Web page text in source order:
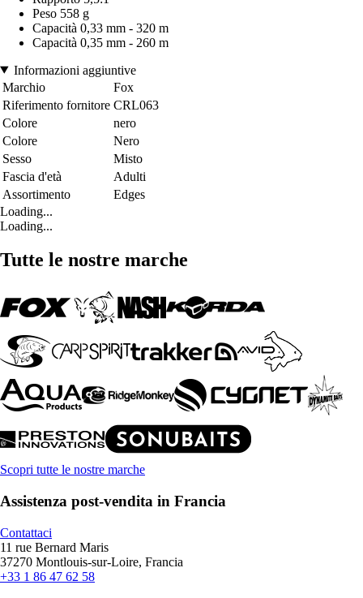
Peso 558 g
Capacità 0,33 mm - 320 m
Capacità 0,35 mm - 260 m
Informazioni aggiuntive
Marchio
Fox
Riferimento fornitore CRL063
Colore
nero
Colore
Nero
Sesso
Misto
Fascia d'età
Adulti
Assortimento
Edges
Loading...
Loading...
Tutte le nostre marche
Scopri tutte le nostre marche
Assistenza post-vendita in Francia
Contattaci
11 rue Bernard Maris
37270 Montlouis-sur-Loire, Francia
+33 1 86 47 62 58